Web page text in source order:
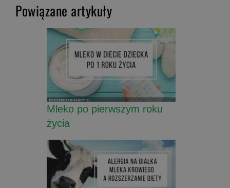
Powiązane artykuły
Mleko po pierwszym roku
życia